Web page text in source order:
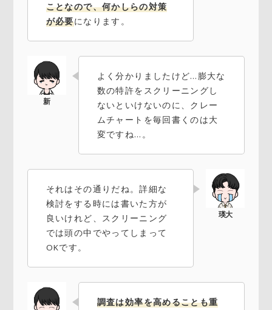
ことなので、何かしらの対策
が必要になります。
よく分かりましたけど…膨大な
数の特許をスクリーニングし
ないといけないのに、クレー
ムチャートを毎回書くのは大
変ですね…。
それはその通りだね。詳細な
検討をする時には書いた方が
良いけれど、スクリーニング
では頭の中でやってしまって
OKです。
調査は効率を高めることも重